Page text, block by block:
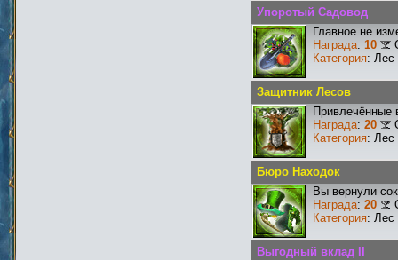
Упоротый Садовод
Главное не
Награда: 10
Категория: Лес
Защитник Лесов
Привлечённые
Награда: 20
Категория: Лес
Бюро Находок
Вы вернули
Награда: 20
Категория: Лес
Выгодный вклад II